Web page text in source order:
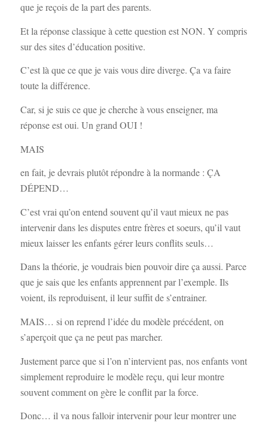
que je reçois de la part des parents.
Et la réponse classique à cette question est NON. Y compris
sur des sites d’éducation positive.
C’est là que ce que je vais vous dire diverge. Ça va faire
toute la différence.
Car, si je suis ce que je cherche à vous enseigner, ma
réponse est oui. Un grand OUI !
MAIS
en fait, je devrais plutôt répondre à la normande : ÇA
DÉPEND…
C’est vrai qu’on entend souvent qu’il vaut mieux ne pas
intervenir dans les disputes entre frères et soeurs, qu’il vaut
mieux laisser les enfants gérer leurs conflits seuls…
Dans la théorie, je voudrais bien pouvoir dire ça aussi. Parce
que je sais que les enfants apprennent par l’exemple. Ils
voient, ils reproduisent, il leur suffit de s’entrainer.
MAIS… si on reprend l’idée du modèle précédent, on
s’aperçoit que ça ne peut pas marcher.
Justement parce que si l’on n’intervient pas, nos enfants vont
simplement reproduire le modèle reçu, qui leur montre
souvent comment on gère le conflit par la force.
Donc… il va nous falloir intervenir pour leur montrer une